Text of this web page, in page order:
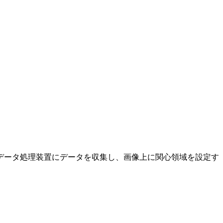
タ処理装置にデータを収集し、画像上に関心領域を設定す